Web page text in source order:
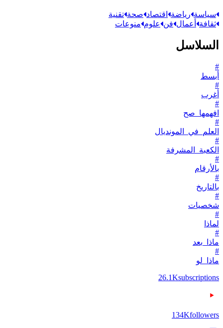
سياسة رياضة اقتصاد صحة تقنية
ثقافة أعمال فن علوم منوعات
السلاسل
#
أبسط
#
أغرب
#
افهمها_صح
#
العلم_في_المونديال
#
الكعبة_المشرفة
#
بالأرقام
#
بالتاريخ
#
شخصيات
#
لماذا
#
ماذا_بعد
#
ماذا_لو
26.1Ksubscriptions
134Kfollowers